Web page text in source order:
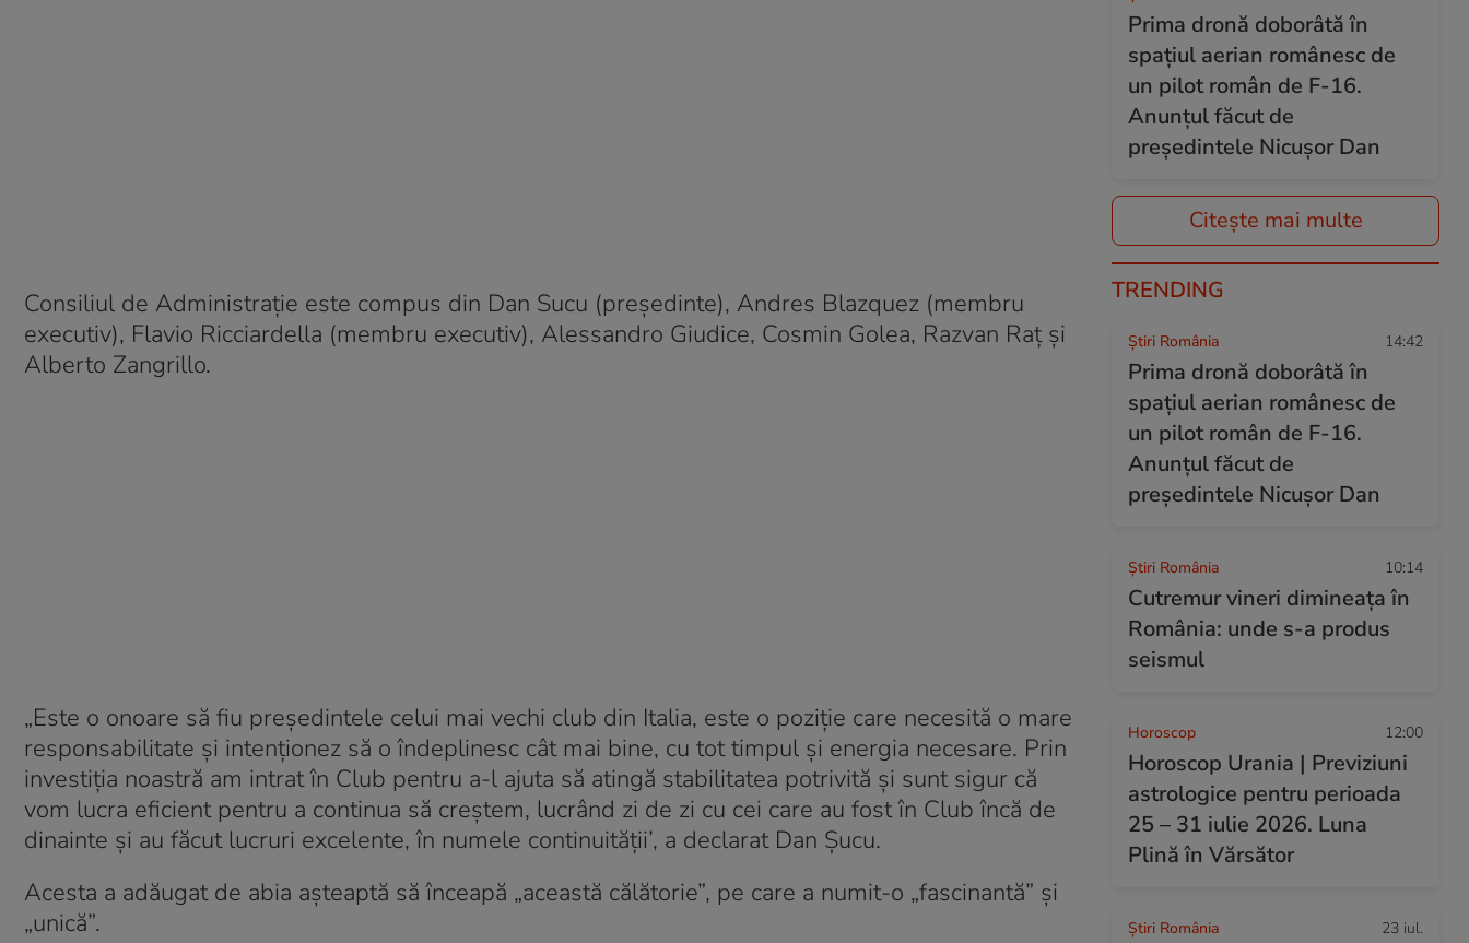
Consiliul de Administraţie este compus din Dan Sucu (preşedinte), Andres Blazquez (membru
executiv), Flavio Ricciardella (membru executiv), Alessandro Giudice, Cosmin Golea, Razvan Raţ şi
Alberto Zangrillo.
„Este o onoare să fiu preşedintele celui mai vechi club din Italia, este o poziţie care necesită o mare
responsabilitate şi intenţionez să o îndeplinesc cât mai bine, cu tot timpul şi energia necesare. Prin
investiţia noastră am intrat în Club pentru a-l ajuta să atingă stabilitatea potrivită şi sunt sigur că
vom lucra eficient pentru a continua să creştem, lucrând zi de zi cu cei care au fost în Club încă de
dinainte şi au făcut lucruri excelente, în numele continuităţii’, a declarat Dan Şucu.
Acesta a adăugat de abia așteaptă să înceapă „această călătorie”, pe care a numit-o „fascinantă” și
„unică”.
Prima dronă doborâtă în
spațiul aerian românesc de
un pilot român de F-16.
Anunțul făcut de
președintele Nicușor Dan
Citește mai multe
TRENDING
Știri România 14:42
Prima dronă doborâtă în
spațiul aerian românesc de
un pilot român de F-16.
Anunțul făcut de
președintele Nicușor Dan
Știri România 10:14
Cutremur vineri dimineața în
România: unde s-a produs
seismul
Horoscop 12:00
Horoscop Urania | Previziuni
astrologice pentru perioada
25 – 31 iulie 2026. Luna
Plină în Vărsător
Știri România 23 iul.